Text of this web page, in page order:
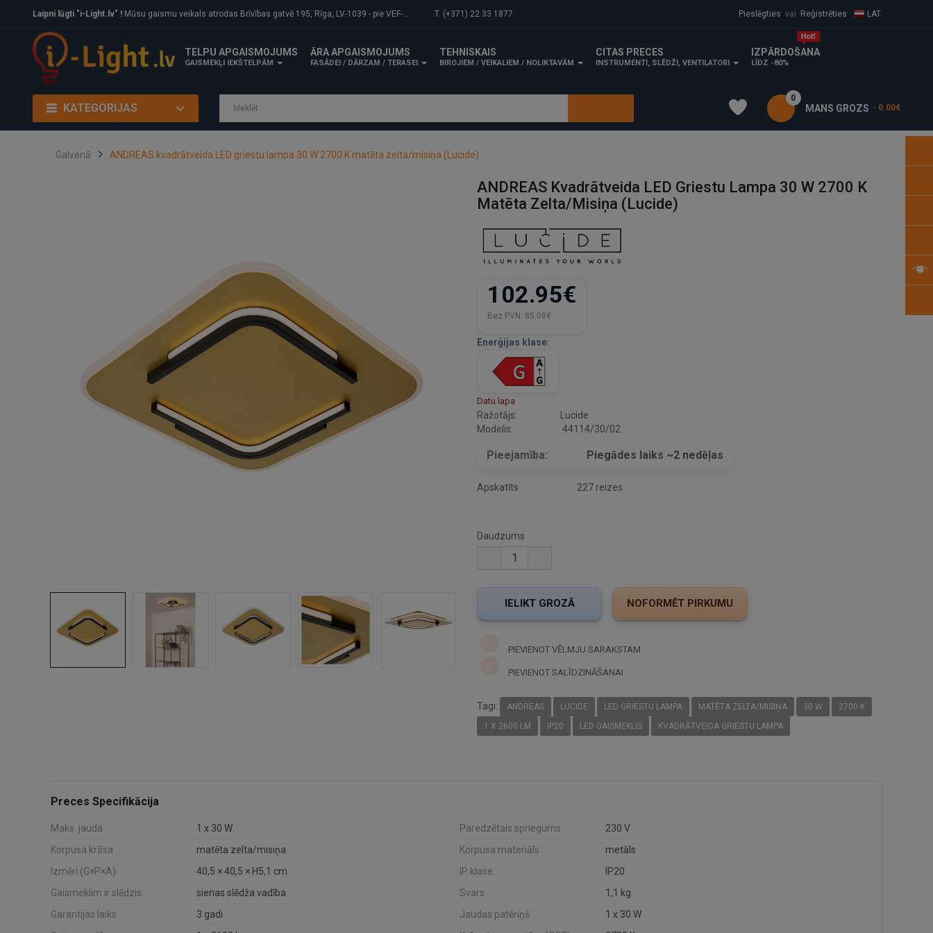
Laipni lūgti "i-Light.lv" ! Mūsu gaismu veikals atrodas Brīvības gatvē 195, Rīga, LV-1039 - pie VEF-Gaisa tilta. T. (+371) 22 33 1877 Pieslēgties vai Reģistrēties LAT
TELPU APGAISMOJUMS
GAISMEKĻI IEKŠTELPĀM
ĀRA APGAISMOJUMS
FASĀDEI / DĀRZAM / TERASEI
TEHNISKAIS
BIROJIEM / VEIKALIEM / NOLIKTAVĀM
CITAS PRECES
INSTRUMENTI, SLĒDŽI, VENTILATORI
IZPĀRDOŠANA
LĪDZ -80%
KATEGORIJAS MANS GROZS
0
- 0.00€
Galvenā ANDREAS kvadrātveida LED griestu lampa 30 W 2700 K matēta zelta/misiņa (Lucide)
ANDREAS Kvadrātveida LED Griestu Lampa 30 W 2700 K
Matēta Zelta/misiņa (Lucide)
102.95€
Bez PVN: 85.08€
Enerģijas klase:
Datu lapa
Ražotājs:
Lucide
Modelis:
44114/30/02
Pieejamība: Piegādes laiks ~2 nedēļas
Apskatīts 227 reizes
Daudzums
PIEVIENOT VĒLMJU SARAKSTAM
PIEVIENOT SALĪDZINĀŠANAI
Tagi: ANDREAS LUCIDE LED GRIESTU LAMPA MATĒTA ZELTA/MISIŅA 30 W
2700 K
1 X 2600 LM
IP20 LED GAISMEKLIS KVADRĀTVEIDA GRIESTU LAMPA
Preces Specifikācija
Maks. jauda 1 x 30 W Paredzētais spriegums
230 V
Korpusa krāsa
matēta zelta/misiņa Korpusa materiāls
metāls
Izmēri (G×P×A)
40,5 × 40,5 × H5,1 cm IP klase
IP20
Gaismeklim ir slēdzis
sienas slēdža vadība Svars
1,1 kg
Garantijas laiks
3 gadi Jaudas patēriņš
1 x 30 W